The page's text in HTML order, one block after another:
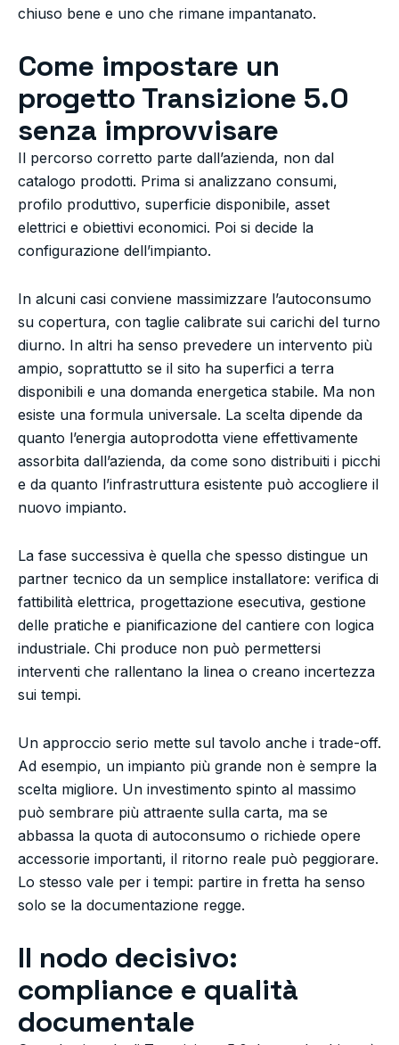
chiuso bene e uno che rimane impantanato.
Come impostare un
progetto Transizione 5.0
senza improvvisare
Il percorso corretto parte dall’azienda, non dal
catalogo prodotti. Prima si analizzano consumi,
profilo produttivo, superficie disponibile, asset
elettrici e obiettivi economici. Poi si decide la
configurazione dell’impianto.
In alcuni casi conviene massimizzare l’autoconsumo
su copertura, con taglie calibrate sui carichi del turno
diurno. In altri ha senso prevedere un intervento più
ampio, soprattutto se il sito ha superfici a terra
disponibili e una domanda energetica stabile. Ma non
esiste una formula universale. La scelta dipende da
quanto l’energia autoprodotta viene effettivamente
assorbita dall’azienda, da come sono distribuiti i picchi
e da quanto l’infrastruttura esistente può accogliere il
nuovo impianto.
La fase successiva è quella che spesso distingue un
partner tecnico da un semplice installatore: verifica di
fattibilità elettrica, progettazione esecutiva, gestione
delle pratiche e pianificazione del cantiere con logica
industriale. Chi produce non può permettersi
interventi che rallentano la linea o creano incertezza
sui tempi.
Un approccio serio mette sul tavolo anche i trade-off.
Ad esempio, un impianto più grande non è sempre la
scelta migliore. Un investimento spinto al massimo
può sembrare più attraente sulla carta, ma se
abbassa la quota di autoconsumo o richiede opere
accessorie importanti, il ritorno reale può peggiorare.
Lo stesso vale per i tempi: partire in fretta ha senso
solo se la documentazione regge.
Il nodo decisivo:
compliance e qualità
documentale